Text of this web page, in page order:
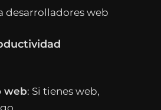
desarrolladores web
web: Si tienes web,